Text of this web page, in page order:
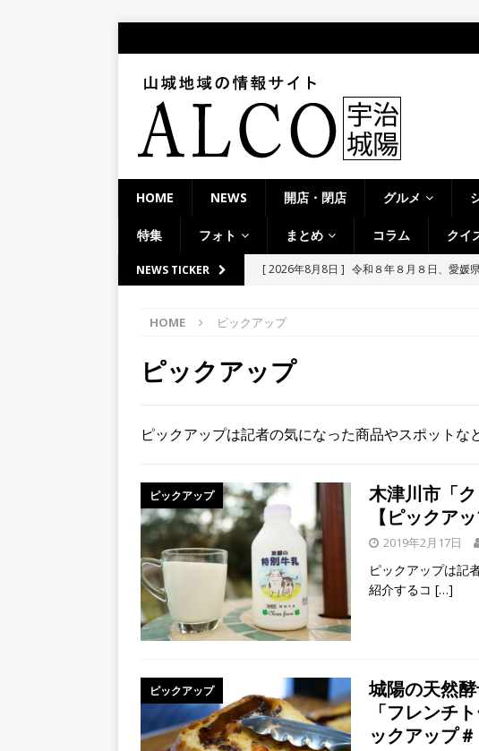
HOME NEWS 開店・閉店 グルメ
特集 フォト まとめ コラム クイ
NEWS TICKER [ 2026年8月8日 ] 令和８年８月８日、愛媛
[ 2026年8月8日 ]
市】
学生さんたち手作りのランタン並ぶ【京都府
[ 2026年8月9日 ]
８月８日、宇治橋通り商
どなど、夜の宇治も盛り上がってました～
HOME ピックアップ
ピックアップ
ピックアップは記者の気になった商品やスポットな
ピックアップ
木津川市「
【ピックア
2019年2月17日
ピックアップは記
紹介するコ […]
ピックアップ
城陽の天然
「フレンチ
ックアップ＃